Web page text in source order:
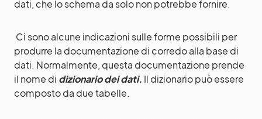
dati, che lo schema da solo non potrebbe fornire.
Ci sono alcune indicazioni sulle forme possibili per
produrre la documentazione di corredo alla base di
dati. Normalmente, questa documentazione prende
il nome di dizionario dei dati. Il dizionario può essere
composto da due tabelle.